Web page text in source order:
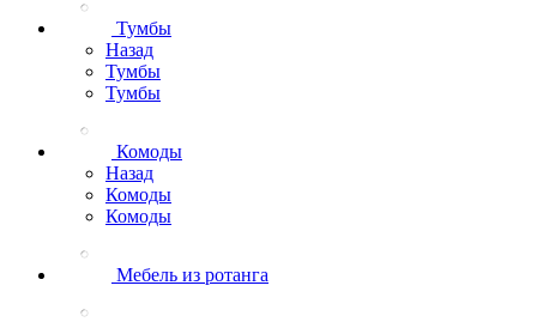
Тумбы
Назад
Тумбы
Тумбы
Комоды
Назад
Комоды
Комоды
Мебель из ротанга